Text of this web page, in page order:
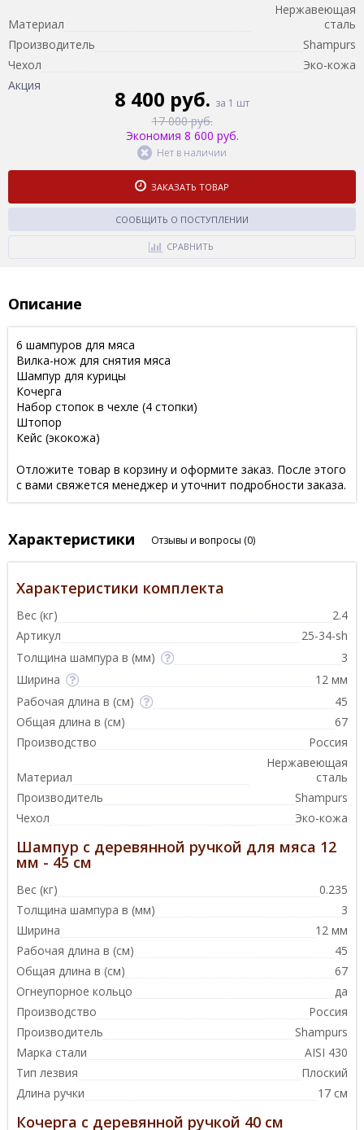
Материал
Нержавеющая
сталь
Производитель
Shampurs
Чехол
Эко-кожа
Акция
8 400 руб. за 1 шт
17 000 руб.
Экономия 8 600 руб.
Нет в наличии
ЗАКАЗАТЬ ТОВАР
СООБЩИТЬ О ПОСТУПЛЕНИИ
СРАВНИТЬ
Описание
6 шампуров для мяса
Вилка-нож для снятия мяса
Шампур для курицы
Кочерга
Набор стопок в чехле (4 стопки)
Штопор
Кейс (экокожа)
Отложите товар в корзину и оформите заказ. После этого
с вами свяжется менеджер и уточнит подробности заказа.
Характеристики Отзывы и вопросы (0)
Характеристики комплекта
Вес (кг)
2.4
Артикул
25-34-sh
Толщина шампура в (мм)
3
Ширина
12 мм
Рабочая длина в (см)
45
Общая длина в (см)
67
Производство
Россия
Материал
Нержавеющая
сталь
Производитель
Shampurs
Чехол
Эко-кожа
Шампур с деревянной ручкой для мяса 12
мм - 45 см
Вес (кг)
0.235
Толщина шампура в (мм)
3
Ширина
12 мм
Рабочая длина в (см)
45
Общая длина в (см)
67
Огнеупорное кольцо
да
Производство
Россия
Производитель
Shampurs
Марка стали
AISI 430
Тип лезвия
Плоский
Длина ручки
17 см
Кочерга с деревянной ручкой 40 см